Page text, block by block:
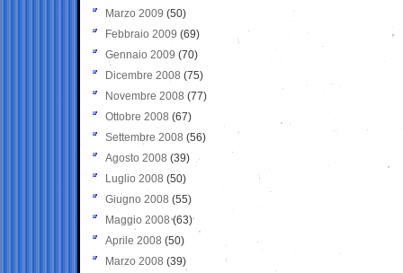
Marzo 2009 (50)
Febbraio 2009 (69)
Gennaio 2009 (70)
Dicembre 2008 (75)
Novembre 2008 (77)
Ottobre 2008 (67)
Settembre 2008 (56)
Agosto 2008 (39)
Luglio 2008 (50)
Giugno 2008 (55)
Maggio 2008(63)
Aprile 2008 (50)
Marzo 2008 (39)